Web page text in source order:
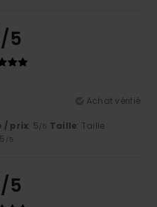
/5
Achat vérifié
/ prix: 5/5 Taille: Taille
/5
/5